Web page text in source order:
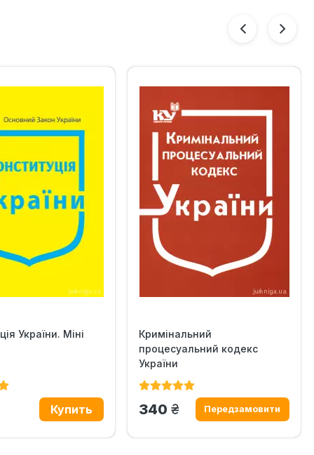
України. Міні
Кримінальний
процесуальний кодекс
України
340 грн.